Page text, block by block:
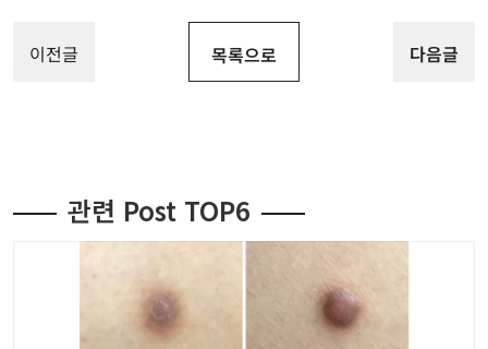
이전글 목록으로 다음글
관련 Post TOP6